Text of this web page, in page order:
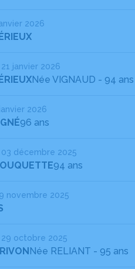
2026
janvier 2026
Née VIGNAUD - 94 ans
2026
96 ans
décembre 2025
94 ans
novembre 2025
octobre 2025
Née RELIANT - 95 ans